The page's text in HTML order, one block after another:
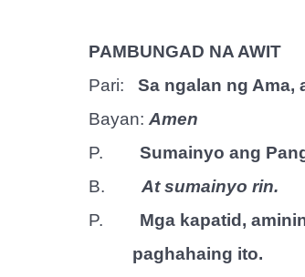
PAMBUNGAD NA AWIT
Pari:
Sa ngalan ng Ama,
Bayan: Amen
P.
Sumainyo ang
B.
At sumainyo rin.
P.
Mga kapatid,
paghahaing ito.